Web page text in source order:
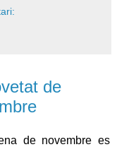
de
de novembre es